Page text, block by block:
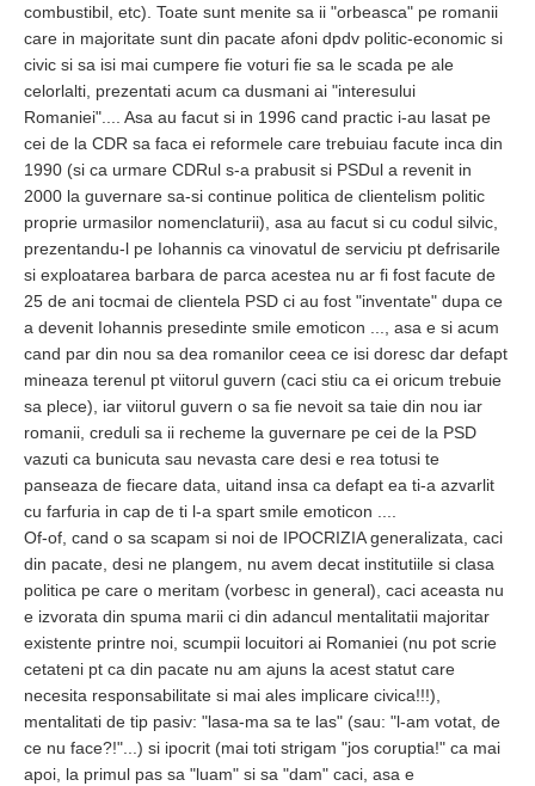
combustibil, etc). Toate sunt menite sa ii "orbeasca" pe romanii
care in majoritate sunt din pacate afoni dpdv politic-economic si
civic si sa isi mai cumpere fie voturi fie sa le scada pe ale
celorlalti, prezentati acum ca dusmani ai "interesului
Romaniei".... Asa au facut si in 1996 cand practic i-au lasat pe
cei de la CDR sa faca ei reformele care trebuiau facute inca din
1990 (si ca urmare CDRul s-a prabusit si PSDul a revenit in
2000 la guvernare sa-si continue politica de clientelism politic
proprie urmasilor nomenclaturii), asa au facut si cu codul silvic,
prezentandu-l pe Iohannis ca vinovatul de serviciu pt defrisarile
si exploatarea barbara de parca acestea nu ar fi fost facute de
25 de ani tocmai de clientela PSD ci au fost "inventate" dupa ce
a devenit Iohannis presedinte smile emoticon ..., asa e si acum
cand par din nou sa dea romanilor ceea ce isi doresc dar defapt
mineaza terenul pt viitorul guvern (caci stiu ca ei oricum trebuie
sa plece), iar viitorul guvern o sa fie nevoit sa taie din nou iar
romanii, creduli sa ii recheme la guvernare pe cei de la PSD
vazuti ca bunicuta sau nevasta care desi e rea totusi te
panseaza de fiecare data, uitand insa ca defapt ea ti-a azvarlit
cu farfuria in cap de ti l-a spart smile emoticon ....
Of-of, cand o sa scapam si noi de IPOCRIZIA generalizata, caci
din pacate, desi ne plangem, nu avem decat institutiile si clasa
politica pe care o meritam (vorbesc in general), caci aceasta nu
e izvorata din spuma marii ci din adancul mentalitatii majoritar
existente printre noi, scumpii locuitori ai Romaniei (nu pot scrie
cetateni pt ca din pacate nu am ajuns la acest statut care
necesita responsabilitate si mai ales implicare civica!!!),
mentalitati de tip pasiv: "lasa-ma sa te las" (sau: "l-am votat, de
ce nu face?!"...) si ipocrit (mai toti strigam "jos coruptia!" ca mai
apoi, la primul pas sa "luam" si sa "dam" caci, asa e